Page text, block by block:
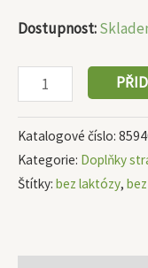
Dostupnost:
Katalogové číslo:
Kategorie: Doplňky
Štítky: bez laktózy,